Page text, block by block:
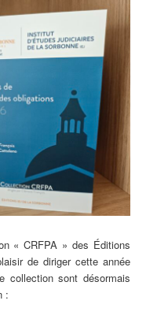
« CRFPA » des Éditions
de diriger cette année
collection sont désormais
: